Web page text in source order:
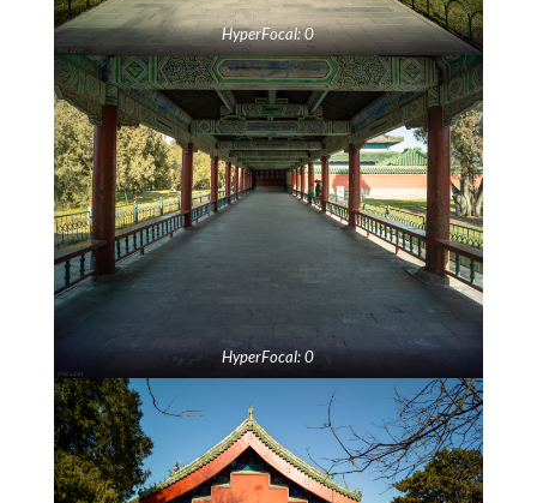
HyperFocal: 0
HyperFocal: 0